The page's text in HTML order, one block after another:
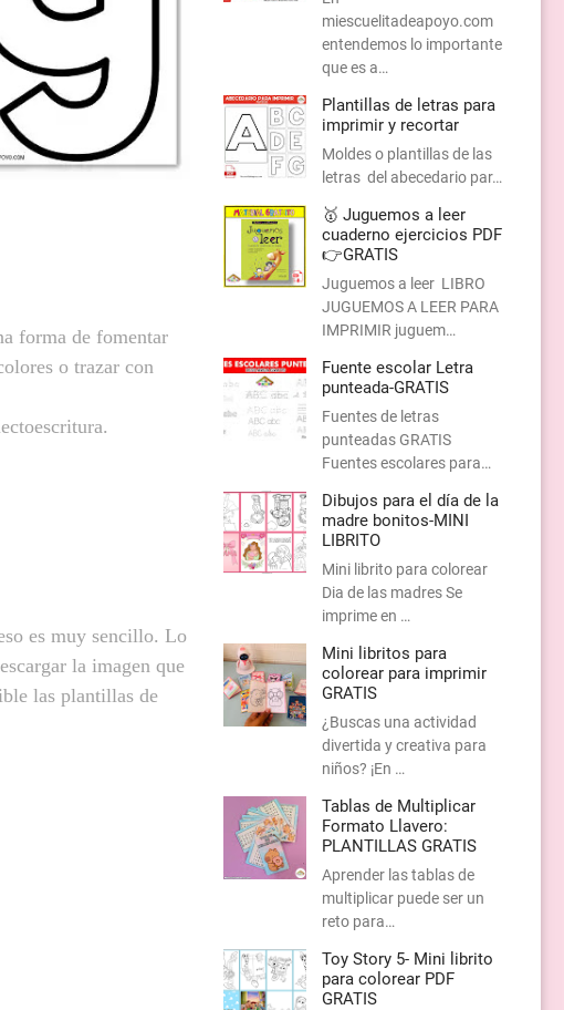
forma de fomentar
o trazar con
es muy sencillo. Lo
la imagen que
las plantillas de
miescuelitadeapoyo.com
entendemos lo importante
que es a…
Plantillas de letras para
imprimir y recortar
Moldes o plantillas de las
letras del abecedario par…
🥇 Juguemos a leer
cuaderno ejercicios PDF
👉GRATIS
Juguemos a leer LIBRO
JUGUEMOS A LEER PARA
IMPRIMIR juguem…
Fuente escolar Letra
punteada-GRATIS
Fuentes de letras
punteadas GRATIS
Fuentes escolares para…
Dibujos para el día de la
madre bonitos-MINI
LIBRITO
Mini librito para colorear
Dia de las madres Se
imprime en …
Mini libritos para
colorear para imprimir
GRATIS
¿Buscas una actividad
divertida y creativa para
niños? ¡En …
Tablas de Multiplicar
Formato Llavero:
PLANTILLAS GRATIS
Aprender las tablas de
multiplicar puede ser un
reto para…
Toy Story 5- Mini librito
para colorear PDF
GRATIS